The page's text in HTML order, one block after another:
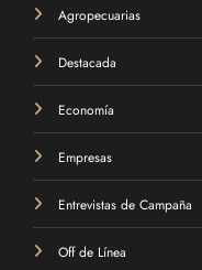
Agropecuarias
Destacada
Economía
Empresas
Entrevistas de Campaña
Off de Línea